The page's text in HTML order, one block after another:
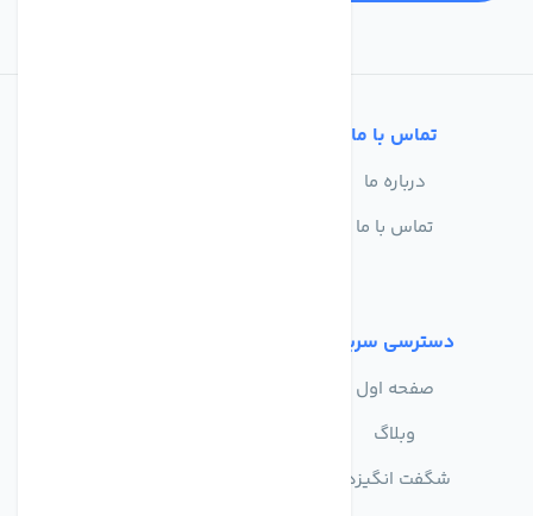
تماس با ما
درباره ما
تماس با ما
دسترسی سریع
صفحه اول
وبلاگ
شگفت انگیزها